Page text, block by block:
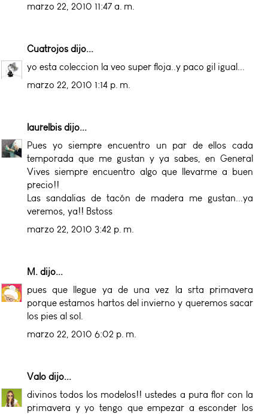
marzo 22, 2010 11:47 a. m.
Cuatrojos dijo...
yo esta coleccion la veo super floja..y paco gil igual...
marzo 22, 2010 1:14 p. m.
laurelbis dijo...
Pues yo siempre encuentro un par de ellos cada
temporada que me gustan y ya sabes, en General
Vives siempre encuentro algo que llevarme a buen
precio!!
Las sandalias de tacón de madera me gustan...ya
veremos, ya!! Bstoss
marzo 22, 2010 3:42 p. m.
M. dijo...
pues que llegue ya de una vez la srta primavera
porque estamos hartos del invierno y queremos sacar
los pies al sol.
marzo 22, 2010 6:02 p. m.
Valo dijo...
divinos todos los modelos!! ustedes a pura flor con la
primavera y yo tengo que empezar a esconder los